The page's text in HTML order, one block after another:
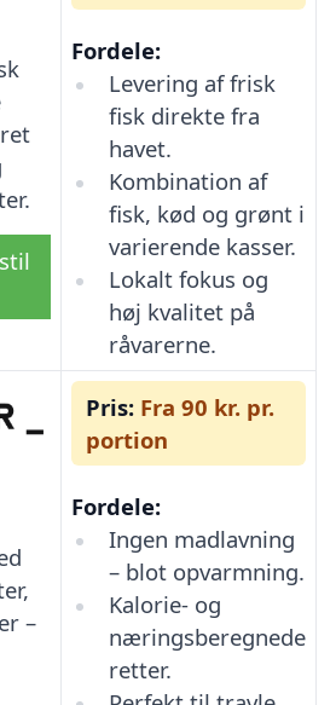
Fordele:
Levering af frisk
fisk direkte fra
havet.
Kombination af
fisk, kød og grønt i
varierende kasser.
Lokalt fokus og
høj kvalitet på
råvarerne.
–
Pris: Fra 90 kr. pr.
portion
Fordele:
Ingen madlavning
– blot opvarmning.
Kalorie- og
næringsberegnede
retter.